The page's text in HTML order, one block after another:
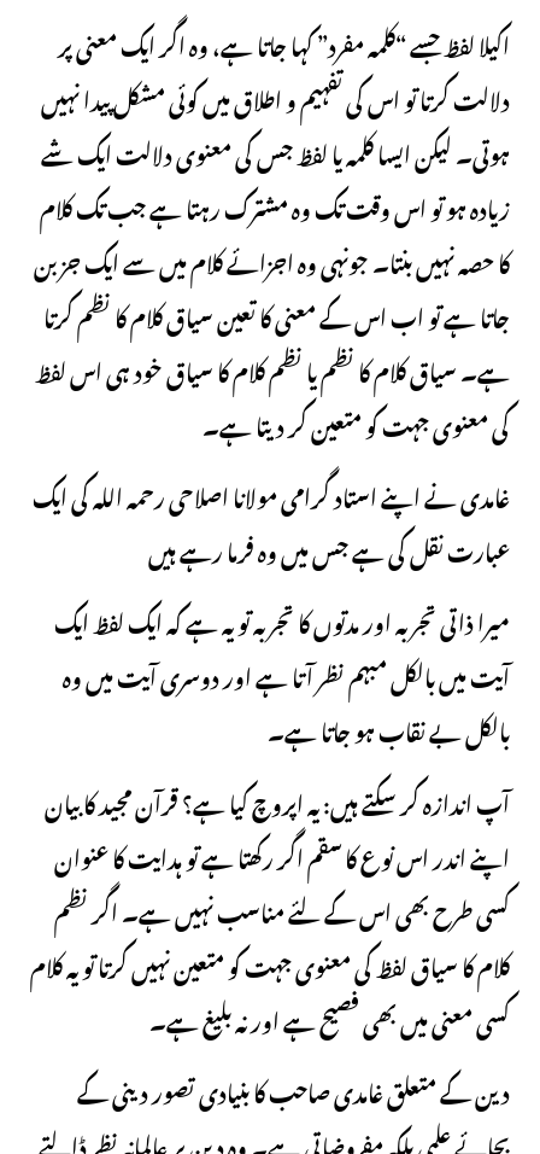
اکیلا لفظ جسے “کلمہ مفرد” کہا جاتا ہے، وہ اگر ایک معنی پر
دلالت کرتا تو اس کی تفہیم و اطلاق میں کوئی مشکل پیدا نہیں
ہوتی۔ لیکن ایسا کلمہ یا لفظ جس کی معنوی دلالت ایک شے
زیادہ ہو تو اس وقت تک وہ مشترک رہتا ہے جب تک کلام
کا حصہ نہیں بنتا۔ جونہی وہ اجزائے کلام میں سے ایک جز بن
جاتا ہے تو اب اس کے معنی کا تعین سیاق کلام کا نظم کرتا
ہے۔ سیاق کلام کا نظم یا نظم کلام کا سیاق خود ہی اس لفظ
کی معنوی جہت کو متعین کر دیتا ہے۔
غامدی نے اپنے استاد گرامی مولانا اصلاحی رحمہ اللہ کی ایک
عبارت نقل کی ہے جس میں وہ فرما رہے ہیں
میرا ذاتی تجربہ اور مدتوں کا تجربہ تو یہ ہے کہ ایک لفظ ایک
آیت میں بالکل مبہم نظر آتا ہے اور دوسری آیت میں وہ
بالکل بے نقاب ہو جاتا ہے۔
آپ اندازہ کر سکتے ہیں: یہ اپروچ کیا ہے؟ قرآن مجید کا بیان
اپنے اندر اس نوع کا سقم اگر رکھتا ہے تو ہدایت کا عنوان
کسی طرح بھی اس کے لئے مناسب نہیں ہے۔ اگر نظم
کلام کا سیاق لفظ کی معنوی جہت کو متعین نہیں کرتا تو یہ کلام
کسی معنی میں بھی فصیح ہے اور نہ بلیغ ہے۔
دین کے متعلق غامدی صاحب کا بنیادی تصور دینی کے